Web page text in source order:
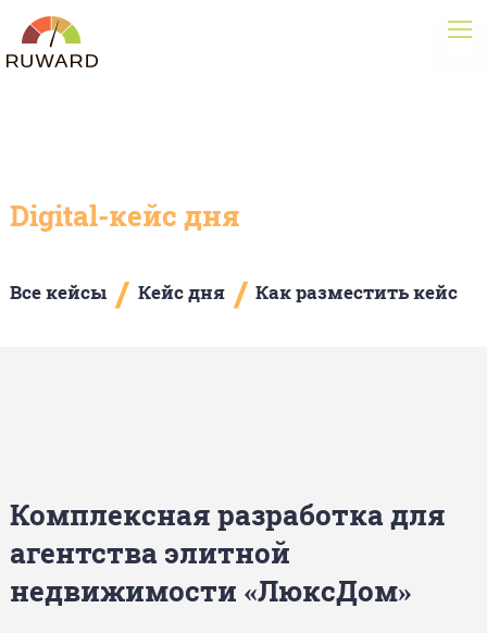
Digital-кейс дня
Все кейсы / Кейс дня / Как разместить кейс
Комплексная разработка для
агентства элитной
недвижимости «ЛюксДом»